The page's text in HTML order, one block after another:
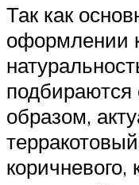
Меню
Так как
оформлении
образом,